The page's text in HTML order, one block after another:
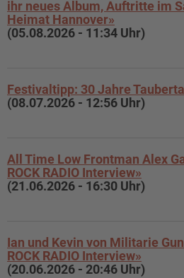
ihr neues Album, Auftritte im
Heimat Hannover»
(05.08.2026 - 11:34 Uhr)
Festivaltipp: 30 Jahre
(08.07.2026 - 12:56 Uhr)
All Time Low Frontman Alex
ROCK RADIO Interview»
(21.06.2026 - 16:30 Uhr)
Ian und Kevin von Militarie
ROCK RADIO Interview»
(20.06.2026 - 20:46 Uhr)